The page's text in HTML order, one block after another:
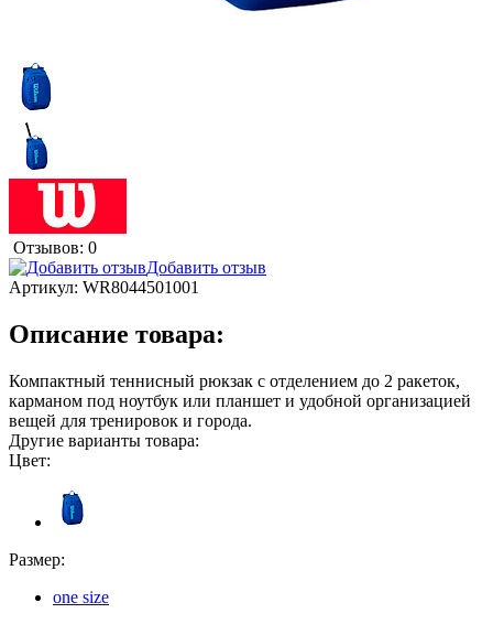
Отзывов: 0
Добавить отзыв
Артикул: WR8044501001
Описание товара:
Компактный теннисный рюкзак с отделением до 2 ракеток,
карманом под ноутбук или планшет и удобной организацией
вещей для тренировок и города.
Другие варианты товара:
Цвет:
Размер:
one size